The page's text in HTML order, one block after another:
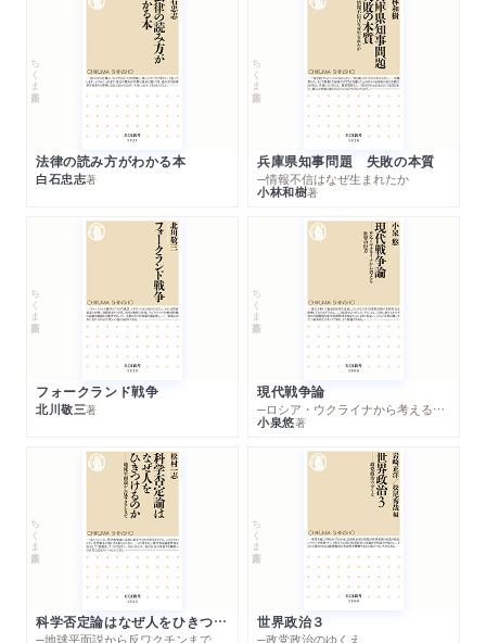
ちくま新書
法律の読み方がわかる本
白石忠志著
ちくま新書
兵庫県知事問題 失敗の本質
─情報不信はなぜ生まれたか
小林和樹著
ちくま新書
フォークランド戦争
北川敬三著
ちくま新書
現代戦争論
─ロシア・ウクライナから考える世界の行方
小泉悠著
ちくま新書
科学否定論はなぜ人をひきつけるのか
─地球平面説から反ワクチンまで
ちくま新書
世界政治３
─政党政治のゆくえ